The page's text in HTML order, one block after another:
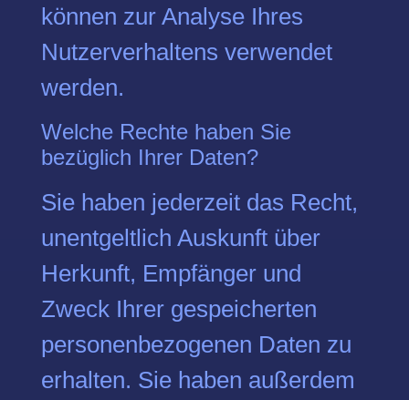
können zur Analyse Ihres
Nutzerverhaltens verwendet
werden.
Welche Rechte haben Sie
bezüglich Ihrer Daten?
Sie haben jederzeit das Recht,
unentgeltlich Auskunft über
Herkunft, Empfänger und
Zweck Ihrer gespeicherten
personenbezogenen Daten zu
erhalten. Sie haben außerdem